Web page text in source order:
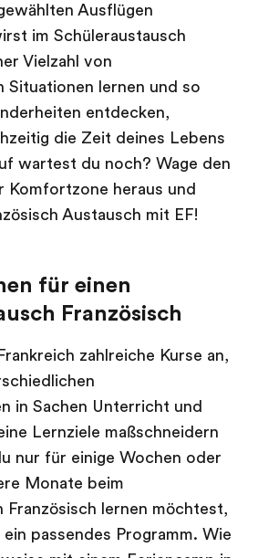
Ausflügen
im Schüleraustausch
Vielzahl von
Situationen lernen und so
entdecken,
die Zeit deines Lebens
wartest du noch? Wage den
Komfortzone heraus und
Austausch mit EF!
für einen
Französisch
zahlreiche Kurse an,
in Sachen Unterricht und
Lernziele maßschneidern
nur für einige Wochen oder
Monate beim
Französisch lernen möchtest,
passendes Programm. Wie